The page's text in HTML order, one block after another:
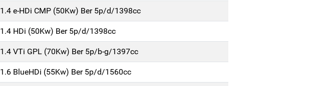
1.4 e-HDi CMP (50Kw) Ber 5p/d/1398cc
1.4 HDi (50Kw) Ber 5p/d/1398cc
1.4 VTi GPL (70Kw) Ber 5p/b-g/1397cc
1.6 BlueHDi (55Kw) Ber 5p/d/1560cc